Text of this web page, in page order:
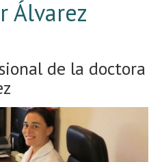
Álvarez
de la doctora